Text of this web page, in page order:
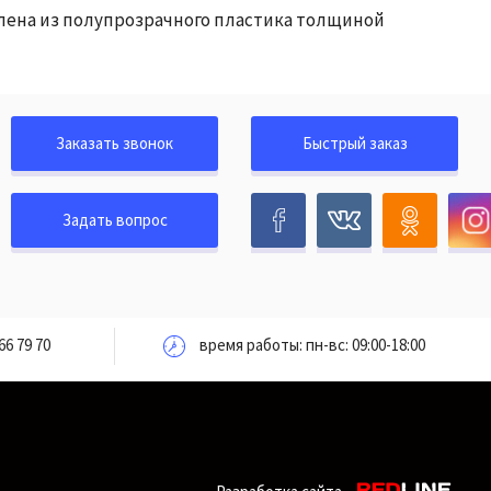
из полупрозрачного пластика толщиной
Заказать звонок
Задать вопрос
Быстрый заказ
79 70 время работы: пн-вс: 09:00-18:00